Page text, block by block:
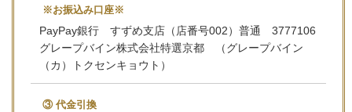
※お振込み口座※
PayPay銀行 すずめ支店（店番号002）普通 3777106
グレープバイン株式会社特選京都 （グレープバイン
（カ）トクセンキョウト）
③ 代金引換